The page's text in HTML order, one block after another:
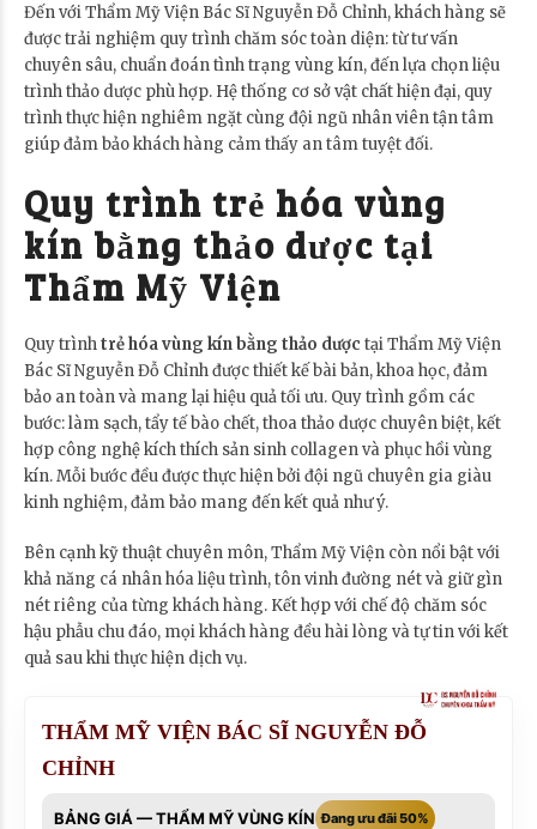
Đến với Thẩm Mỹ Viện Bác Sĩ Nguyễn Đỗ Chỉnh, khách hàng sẽ
được trải nghiệm quy trình chăm sóc toàn diện: từ tư vấn
chuyên sâu, chuẩn đoán tình trạng vùng kín, đến lựa chọn liệu
trình thảo dược phù hợp. Hệ thống cơ sở vật chất hiện đại, quy
trình thực hiện nghiêm ngặt cùng đội ngũ nhân viên tận tâm
giúp đảm bảo khách hàng cảm thấy an tâm tuyệt đối.
Quy trình trẻ hóa vùng
kín bằng thảo dược tại
Thẩm Mỹ Viện
Quy trìnhtrẻ hóa vùng kín bằng thảo dược tại Thẩm Mỹ Viện
Bác Sĩ Nguyễn Đỗ Chỉnh được thiết kế bài bản, khoa học, đảm
bảo an toàn và mang lại hiệu quả tối ưu. Quy trình gồm các
bước: làm sạch, tẩy tế bào chết, thoa thảo dược chuyên biệt, kết
hợp công nghệ kích thích sản sinh collagen và phục hồi vùng
kín. Mỗi bước đều được thực hiện bởi đội ngũ chuyên gia giàu
kinh nghiệm, đảm bảo mang đến kết quả như ý.
Bên cạnh kỹ thuật chuyên môn, Thẩm Mỹ Viện còn nổi bật với
khả năng cá nhân hóa liệu trình, tôn vinh đường nét và giữ gìn
nét riêng của từng khách hàng. Kết hợp với chế độ chăm sóc
hậu phẫu chu đáo, mọi khách hàng đều hài lòng và tự tin với kết
quả sau khi thực hiện dịch vụ.
THẨM MỸ VIỆN BÁC SĨ NGUYỄN ĐỖ
CHỈNH
BẢNG GIÁ — THẨM MỸ VÙNG KÍN Đang ưu đãi 50%